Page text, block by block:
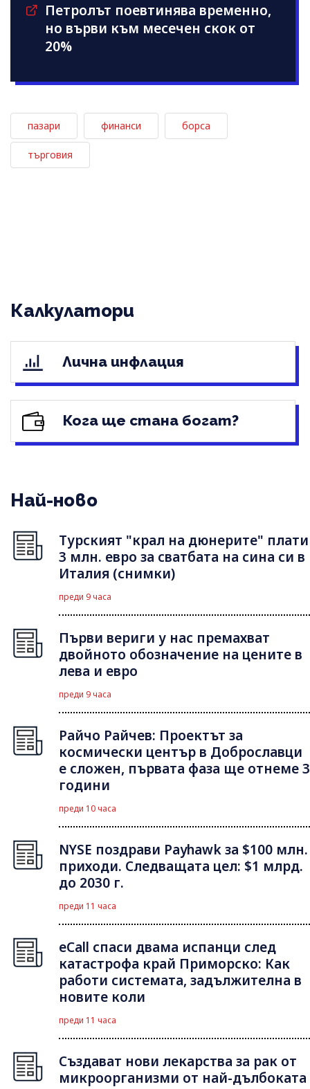
Петролът поевтинява временно,
но върви към месечен скок от
20%
пазари финанси борса
търговия
Калкулатори
Лична инфлация
Кога ще стана богат?
Най-ново
Турският "крал на дюнерите" плати
3 млн. евро за сватбата на сина си в
Италия (снимки)
преди 9 часа
Първи вериги у нас премахват
двойното обозначение на цените в
лева и евро
преди 9 часа
Райчо Райчев: Проектът за
космически център в Доброславци
е сложен, първата фаза ще отнеме 3
години
преди 10 часа
NYSE поздрави Payhawk за $100 млн.
приходи. Следващата цел: $1 млрд.
до 2030 г.
преди 11 часа
eCall спаси двама испанци след
катастрофа край Приморско: Как
работи системата, задължителна в
новите коли
преди 11 часа
Създават нови лекарства за рак от
микроорганизми от най-дълбоката